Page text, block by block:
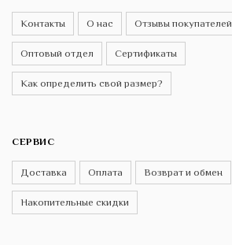
Контакты О нас Отзывы покупателей
Оптовый отдел Сертификаты
Как определить свой размер?
СЕРВИС
Доставка Оплата Возврат и обмен
Накопительные скидки